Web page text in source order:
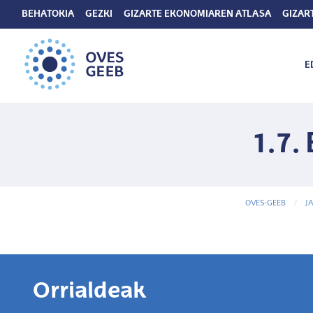
BEHATOKIA GEZKI GIZARTE EKONOMIAREN ATLASA
1.7.
OVES-GEEB
Orrialdeak